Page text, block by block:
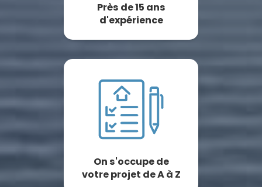
Près de 15 ans
d'expérience
On s'occupe de
votre projet de A à Z